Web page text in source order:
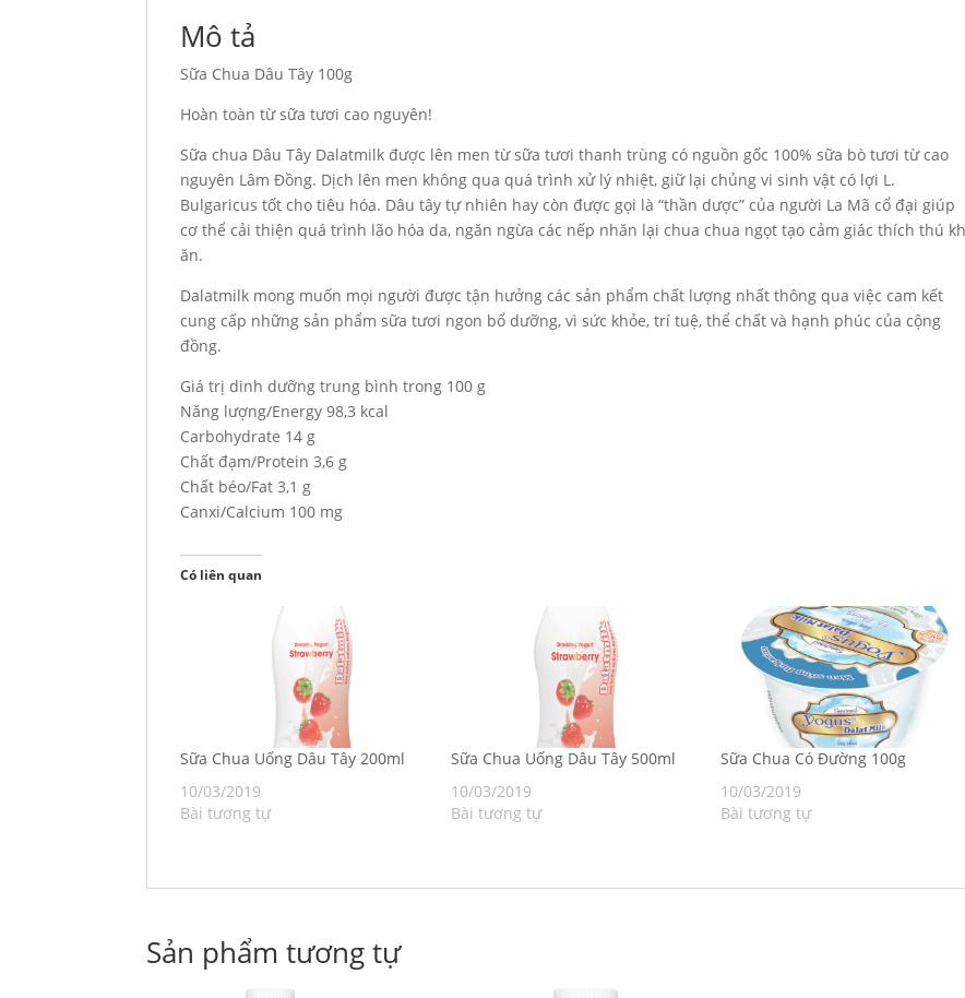
Mô tả
Sữa Chua Dâu Tây 100g
Hoàn toàn từ sữa tươi cao nguyên!
Sữa chua Dâu Tây Dalatmilk được lên men từ sữa tươi thanh trùng có nguồn gốc 100% sữa bò tươi từ cao
nguyên Lâm Đồng. Dịch lên men không qua quá trình xử lý nhiệt, giữ lại chủng vi sinh vật có lợi L.
Bulgaricus tốt cho tiêu hóa. Dâu tây tự nhiên hay còn được gọi là “thần dược” của người La Mã cổ đại giúp
cơ thể cải thiện quá trình lão hóa da, ngăn ngừa các nếp nhăn lại chua chua ngọt tạo cảm giác thích thú
ăn.
Dalatmilk mong muốn mọi người được tận hưởng các sản phẩm chất lượng nhất thông qua việc cam kết
cung cấp những sản phẩm sữa tươi ngon bổ dưỡng, vì sức khỏe, trí tuệ, thể chất và hạnh phúc của cộng
đồng.
Giá trị dinh dưỡng trung bình trong 100 g
Năng lượng/Energy 98,3 kcal
Carbohydrate 14 g
Chất đạm/Protein 3,6 g
Chất béo/Fat 3,1 g
Canxi/Calcium 100 mg
Có liên quan
Sữa Chua Uống Dâu Tây 200ml
10/03/2019
Bài tương tự
Sữa Chua Uống Dâu Tây 500ml
10/03/2019
Bài tương tự
Sữa Chua Có Đường 100g
10/03/2019
Bài tương tự
Sản phẩm tương tự